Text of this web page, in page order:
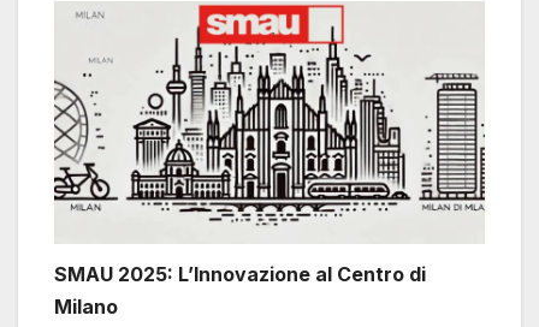
SMAU 2025: L’Innovazione al Centro di
Milano